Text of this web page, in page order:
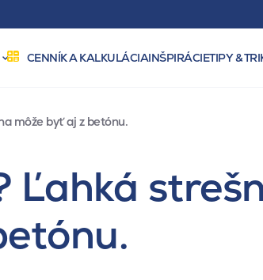
CENNÍK A KALKULÁCIAINŠPIRÁCIETIPY &
môže byť aj z betónu.
Ľahká